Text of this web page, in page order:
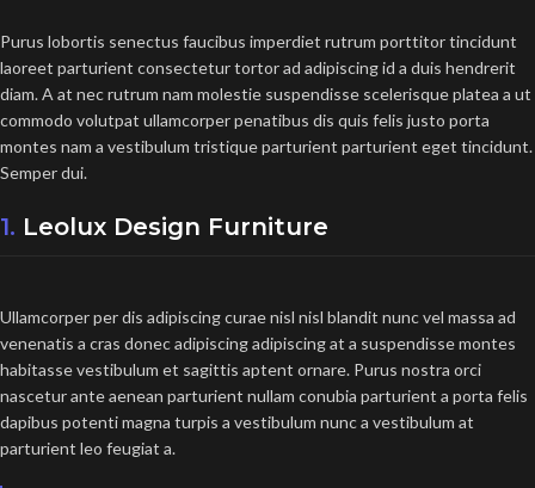
Purus lobortis senectus faucibus imperdiet rutrum porttitor tincidunt
laoreet parturient consectetur tortor ad adipiscing id a duis hendrerit
diam. A at nec rutrum nam molestie suspendisse scelerisque platea a ut
commodo volutpat ullamcorper penatibus dis quis felis justo porta
montes nam a vestibulum tristique parturient parturient eget tincidunt.
Semper dui.
1. Leolux Design Furniture
Ullamcorper per dis adipiscing curae nisl nisl blandit nunc vel massa ad
venenatis a cras donec adipiscing adipiscing at a suspendisse montes
habitasse vestibulum et sagittis aptent ornare. Purus nostra orci
nascetur ante aenean parturient nullam conubia parturient a porta felis
dapibus potenti magna turpis a vestibulum nunc a vestibulum at
parturient leo feugiat a.